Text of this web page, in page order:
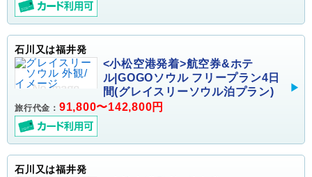
石川又は福井発
<小松空港発着>航空券&ホテ
ル|GOGOソウル フリープラン4日
間(グレイスリーソウル泊プラン)
旅行代金： 91,800〜142,800円
石川又は福井発